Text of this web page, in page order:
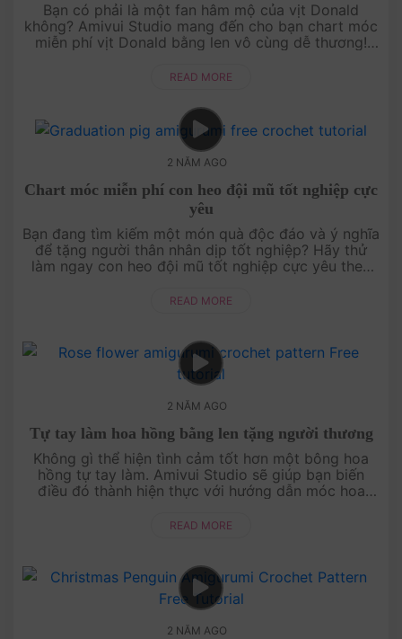
Bạn có phải là một fan hâm mộ của vịt Donald
không? Amivui Studio mang đến cho bạn chart móc
miễn phí vịt Donald bằng len vô cùng dễ thương!
tạo ra m....
READ MORE
2 NĂM AGO
Chart móc miễn phí con heo đội mũ tốt nghiệp cực
yêu
Bạn đang tìm kiếm một món quà độc đáo và ý nghĩa
để tặng người thân nhân dịp tốt nghiệp? Hãy thử
làm ngay con heo đội mũ tốt nghiệp cực yêu theo
thư....
READ MORE
2 NĂM AGO
Tự tay làm hoa hồng bằng len tặng người thương
Không gì thể hiện tình cảm tốt hơn một bông hoa
hồng tự tay làm. Amivui Studio sẽ giúp bạn biến
điều đó thành hiện thực với hướng dẫn móc hoa
gian và sự ....
READ MORE
2 NĂM AGO